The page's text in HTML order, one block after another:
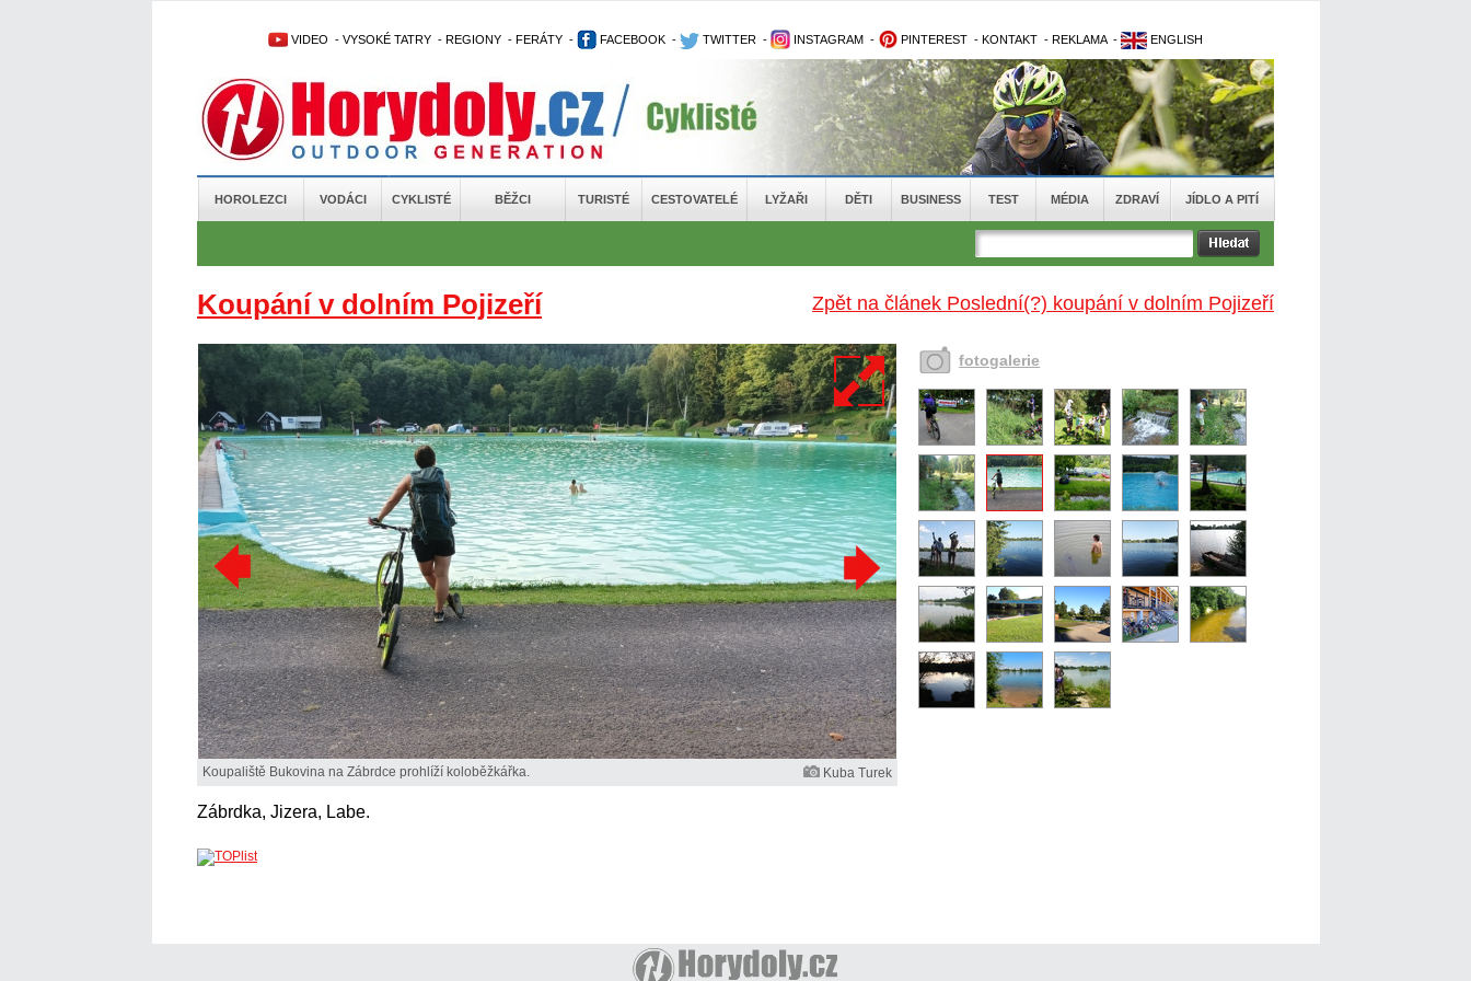
VIDEO - VYSOKÉ TATRY - REGIONY - FERÁTY - FACEBOOK - TWITTER - INSTAGRAM - PINTEREST - KONTAKT - REKLAMA - ENGLISH
HOROLEZCI VODÁCI CYKLISTÉ BĚŽCI TURISTÉ CESTOVATELÉ LYŽAŘI DĚTI BUSINESS TEST MÉDIA ZDRAVÍ JÍDLO A PITÍ
Zpět na článek Poslední(?) koupání v dolním Pojizeří
Koupání v dolním Pojizeří
Koupaliště Bukovina na Zábrdce prohlíží koloběžkářka. Kuba Turek
Zábrdka, Jizera, Labe.
fotogalerie